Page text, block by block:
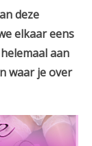
deze
elkaar eens
aan
waar je over